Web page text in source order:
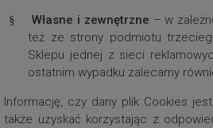
§ Własne i zewnętrzne – w
też ze strony podmiotu
Sklepu jednej z sieci
ostatnim wypadku zalecamy
Informację, czy dany plik Cookies
także uzyskać korzystając z